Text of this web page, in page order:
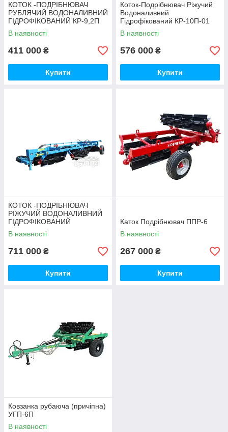
КОТОК -ПОДРІБНЮВАЧ
РУБЛЯЧИЙ ВОДОНАЛИВНИЙ
ГІДРОФІКОВАНИЙ КР-9,2П
В наявності
411 000 ₴
Купити
Коток-Подрібнювач Ріжучий
Водоналивний
Гідрофікований КР-10П-01
В наявності
576 000 ₴
Купити
КОТОК -ПОДРІБНЮВАЧ
РІЖУЧИЙ ВОДОНАЛИВНИЙ
ГІДРОФІКОВАНИЙ
КР-12,5П-01
В наявності
711 000 ₴
Купити
Каток Подрібнювач ППР-6
В наявності
267 000 ₴
Купити
Ковзанка рубаюча (причіпна)
УГП-6П
В наявності